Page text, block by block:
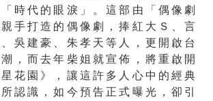
時代的眼淚」。這部由「偶像劇
手打造的偶像劇，捧紅大Ｓ、言
吳建豪、朱孝天等人，更開啟台
，而去年柴姐就宣佈，將重啟開
花園》，讓這許多人心中的經典
認識，如今預告正式曝光，卻引